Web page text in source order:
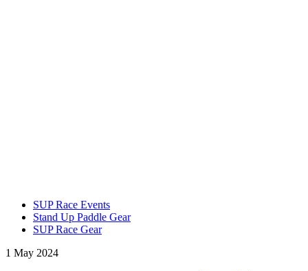
SUP Race Events
Stand Up Paddle Gear
SUP Race Gear
1 May 2024